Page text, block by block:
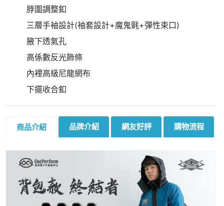
脖圍調整釦
三層手袖設計(袖套設計+魔鬼氈+彈性束口)
腋下透氣孔
高係數反光飾條
內裡高級尼龍網布
下擺收合釦
商品介紹 品牌介紹 網友好評 購物流程